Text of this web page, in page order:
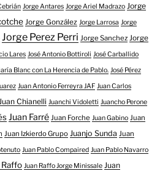
Jorge Antares Jorge Ariel Madrazo Jorge
Jorge González Jorge Larrosa Jorge
Jorge Perez Perri Jorge Sanchez Jorge
Lares José Antonio Bottiroli José Carballido
Blanc con La Herencia de Pablo. José Pérez
Juan Antonio Ferreyra JAF Juan Carlos
Chianelli Juanchi Vidoletti Juancho Perone
Juan Farré Juan Forche Juan Gabino Juan
Juan Izkierdo Grupo Juanjo Sunda Juan
Juan Pablo Compaired Juan Pablo Navarro
Raffo Juan Raffo Jorge Minissale Juan